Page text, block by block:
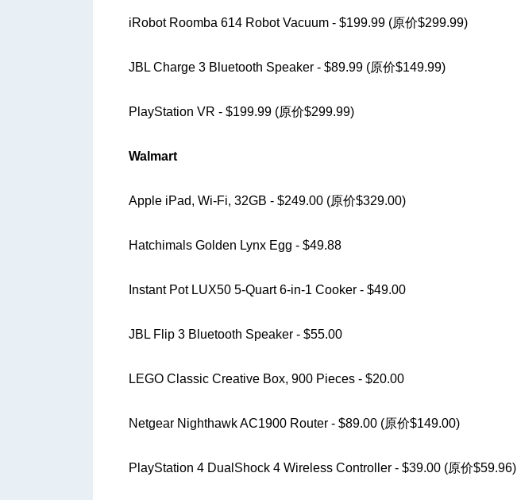
iRobot Roomba 614 Robot Vacuum - $199.99 (原价$299.99)
JBL Charge 3 Bluetooth Speaker - $89.99 (原价$149.99)
PlayStation VR - $199.99 (原价$299.99)
Walmart
Apple iPad, Wi-Fi, 32GB - $249.00 (原价$329.00)
Hatchimals Golden Lynx Egg - $49.88
Instant Pot LUX50 5-Quart 6-in-1 Cooker - $49.00
JBL Flip 3 Bluetooth Speaker - $55.00
LEGO Classic Creative Box, 900 Pieces - $20.00
Netgear Nighthawk AC1900 Router - $89.00 (原价$149.00)
PlayStation 4 DualShock 4 Wireless Controller - $39.00 (原价$59.96)